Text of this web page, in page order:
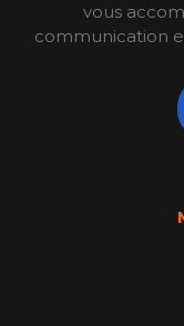
vous
communication